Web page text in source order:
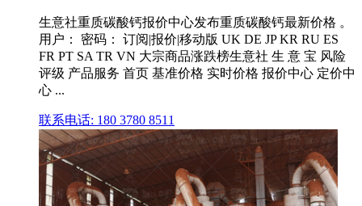
生意社重质碳酸钙报价中心发布重质碳酸钙最新价格 。
用户： 密码： 订阅|报价|移动版 UK DE JP KR RU ES
FR PT SA TR VN 大宗商品涨跌榜生意社 生 意 宝 风险
评级 产品服务 首页 基准价格 实时价格 报价中心 定价中
心 ...
联系电话: 180 3780 8511